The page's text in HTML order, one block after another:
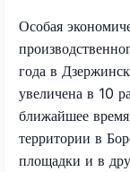
Особая
года в
увеличена в 10
ближайшее время
территории в
площадки и в